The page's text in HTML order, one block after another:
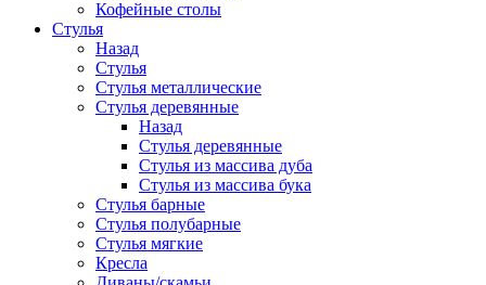
Кофейные столы
Стулья
Назад
Стулья
Стулья металлические
Стулья деревянные
Назад
Стулья деревянные
Стулья из массива дуба
Стулья из массива бука
Стулья барные
Стулья полубарные
Стулья мягкие
Кресла